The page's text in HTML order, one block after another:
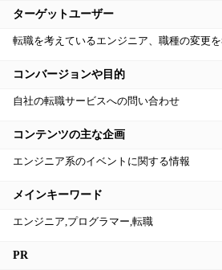
ターゲットユーザー
転職を考えているエンジニア、職種の変更
コンバージョンや目的
自社の転職サービスへの問い合わせ
コンテンツの主な企画
エンジニア系のイベントに関する情報
メインキーワード
エンジニア,プログラマー,転職
PR